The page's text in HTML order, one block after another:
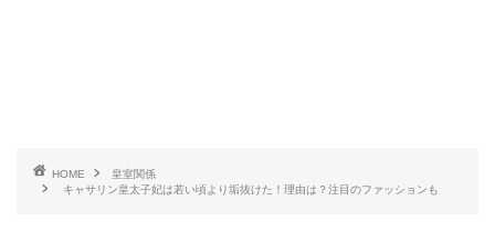
HOME
皇室関係
キャサリン皇太子妃は若い頃より垢抜けた！理由は？注目のファッションも